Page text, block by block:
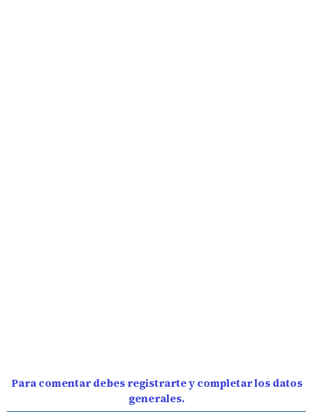
Para comentar debes registrarte y completar los datos
generales.